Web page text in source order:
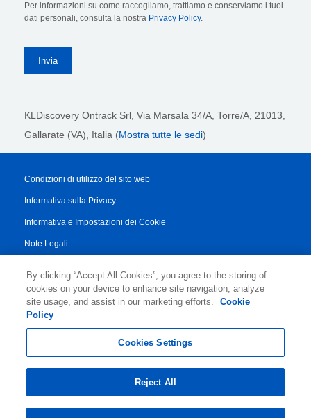
Per informazioni su come raccogliamo, trattiamo e conserviamo i tuoi
dati personali, consulta la nostra Privacy Policy.
KLDiscovery Ontrack Srl, Via Marsala 34/A, Torre/A, 21013,
Gallarate (VA), Italia (Mostra tutte le sedi)
Condizioni di utilizzo del sito web
Informativa sulla Privacy
Informativa e Impostazioni dei Cookie
Note Legali
Termini di Servizio
Accordo di Collaborazione con i Partner
By clicking “Accept All Cookies”, you agree to the storing of
cookies on your device to enhance site navigation, analyze
site usage, and assist in our marketing efforts.
Cookie
Policy
Cookies Settings
Reject All